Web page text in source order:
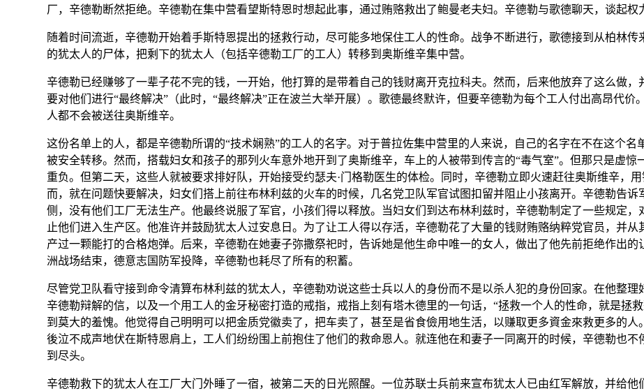
厂，辛德勒断然拒绝。辛德勒在集中营看望斯特恩时想起此事，通过贿赂救出了鲍曼老夫妇。辛德勒与歌德聊天，谈起权
随着时间流逝，辛德勒开始着手斯特恩提出的拯救行动，尽可能多地保住工人的性命。战争不断进行，歌德接到从柏林传
的犹太人的尸体，把剩下的犹太人（包括辛德勒工厂的工人）转移到奥斯维辛集中营。
辛德勒已经赚够了一辈子花不完的钱，一开始，他打算的是带着自己的钱财离开克拉科夫。然而，后来他放弃了这么做
要对他们进行“最终解决”（此时，“最终解决”正在波兰大举开展）。歌德最终默许，但要辛德勒为每个工人付出高昂代
人都不会被送往奥斯维辛。
这份名单上的人，都是辛德勒所谓的“技术娴熟”的工人的名字。对于普拉佐集中营里的人来说，自己的名字在不在这个
被安全转移。然而，搭载妇女和孩子的那列火车意外地开到了奥斯维辛，车上的人被带到传言的“毒气室”。但那只是虚惊
重负。但第二天，这些人就被要求排好队，开始接受约瑟夫·门格勒 医生的体检。同时，辛德勒立即火速赶往奥斯维辛，用
而，就在问题快要解决，妇女们搭上前往布林利兹的火车的时候，几名党卫队军官试图扣留并阻止小孩离开。辛德勒告
侧，没有他们工厂无法生产。他最终说服了军官，小孩们得以释放。当妇女们到达布林利兹时，辛德勒制定了一些规定
止他们进入生产区。他准许并鼓励犹太人过安息日。为了让工人得以存活，辛德勒花了大量的钱财贿赂纳粹党官员，并
产过一颗能打的合格炮弹。后来，辛德勒在她妻子弥撒祭祀时，告诉她是他生命中唯一的女人，做出了他先前拒绝作出的
洲战场结束，德意志国防军投降，辛德勒也耗尽了所有的积蓄。
尽管党卫队看守接到命令清算布林利兹的犹太人，辛德勒劝说这些士兵以人的身份而不是以杀人犯的身份回家。在他整
辛德勒辩解的信，以及一个用工人的金牙秘密打造的戒指，戒指上刻有塔木德里的一句话，“拯救一个人的性命，就是拯
到莫大的羞愧。他觉得自己明明可以把金质党徽卖了，把车卖了，甚至是省食儉用地生活，以赚取更多資金來救更多的
後泣不成声地伏在斯特恩肩上，工人们纷纷围上前抱住了他们的救命恩人。就连他在和妻子一同离开的时候，辛德勒也
到尽头。
辛德勒救下的犹太人在工厂大门外睡了一宿，被第二天的日光照醒。一位苏联士兵前来宣布犹太人已由红军解放，并给